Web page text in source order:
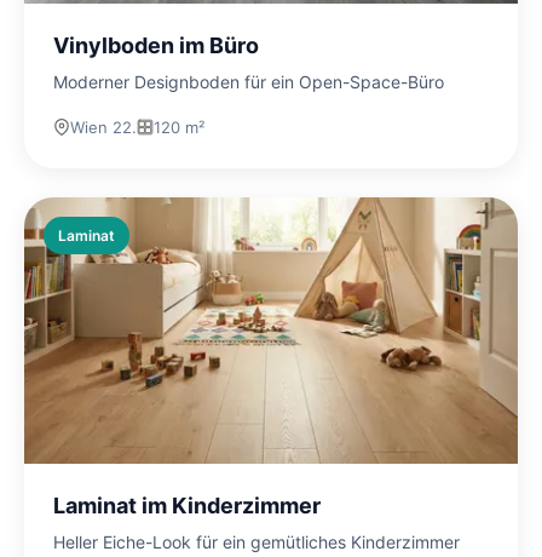
Vinylboden im Büro
Moderner Designboden für ein Open-Space-Büro
Wien 22. 120 m²
Laminat
Laminat im Kinderzimmer
Heller Eiche-Look für ein gemütliches Kinderzimmer